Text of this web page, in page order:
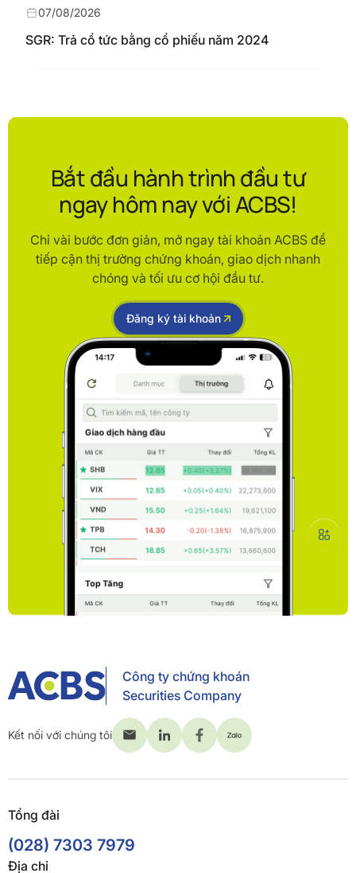
SGR: Trả cổ tức bằng cổ phiếu năm 2024
07/08/2026
Bắt đầu hành trình đầu tư
ngay hôm nay với ACBS!
Chỉ vài bước đơn giản, mở ngay tài khoản ACBS để
tiếp cận thị trường chứng khoán, giao dịch nhanh
chóng và tối ưu cơ hội đầu tư.
Đăng ký tài khoản
Công ty chứng khoán
Securities Company
Kết nối với chúng tôi
Tổng đài
(028) 7303 7979
Địa chỉ